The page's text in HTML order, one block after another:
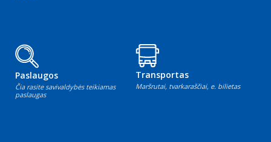
Paslaugos
Čia rasite savivaldybės teikiamas
paslaugas
Transportas
Maršrutai, tvarkaraščiai, e. bilietas